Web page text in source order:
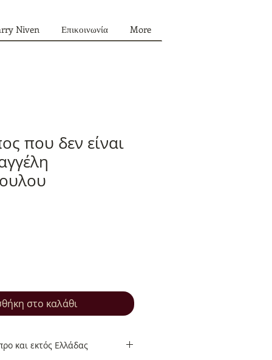
Niven Επικοινωνία More
που δεν είναι
στο καλάθι
και εκτός Ελλάδας